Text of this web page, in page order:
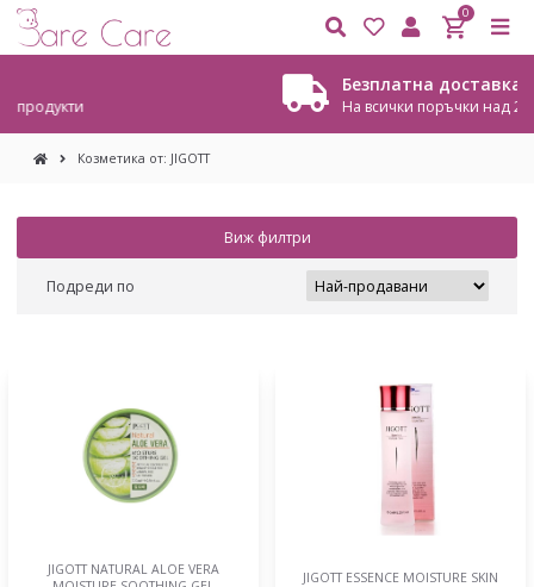
0
На всички поръчки над 20.45 €. / 40,00 лв.
Козметика от: JIGOTT
Виж филтри
Подреди по
JIGOTT NATURAL ALOE VERA
JIGOTT ESSENCE MOISTURE SKIN